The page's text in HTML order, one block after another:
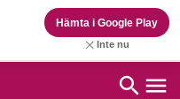
Hämta i Google Play
Inte nu